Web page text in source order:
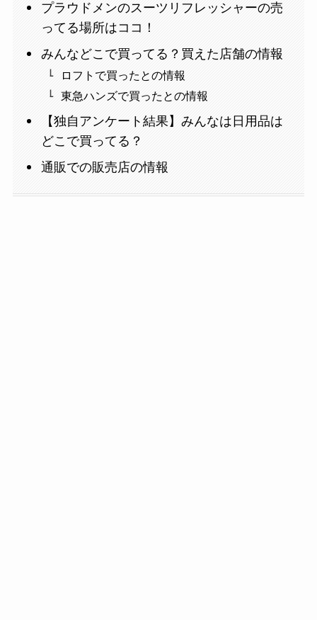
プラウドメンのスーツリフレッシャーの売
ってる場所はココ！
みんなどこで買ってる？買えた店舗の情報
ロフトで買ったとの情報
東急ハンズで買ったとの情報
【独自アンケート結果】みんなは日用品は
どこで買ってる？
通販での販売店の情報